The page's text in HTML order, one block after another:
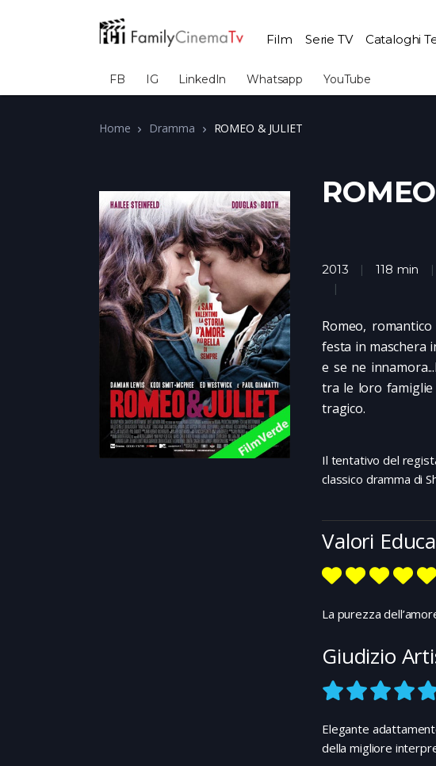
Film Serie TV Cataloghi
FB IG LinkedIn Whatsapp YouTube
Home Dramma ROMEO & JULIET
2013 118 min
Romeo,
festa in maschera
e se ne
tra le loro famiglie
tragico.
Il tentativo del
classico dramma di
Valori
La purezza
Giudizio
Elegante
della migliore